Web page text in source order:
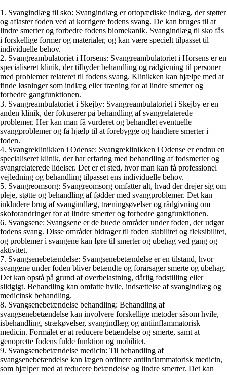
1. Svangindlæg til sko: Svangindlæg er ortopædiske indlæg, der støtter
og aflaster foden ved at korrigere fodens svang. De kan bruges til at
lindre smerter og forbedre fodens biomekanik. Svangindlæg til sko fås
i forskellige former og materialer, og kan være specielt tilpasset til
individuelle behov.
2. Svangreambulatoriet i Horsens: Svangreambulatoriet i Horsens er en
specialiseret klinik, der tilbyder behandling og rådgivning til personer
med problemer relateret til fodens svang. Klinikken kan hjælpe med at
finde løsninger som indlæg eller træning for at lindre smerter og
forbedre gangfunktionen.
3. Svangreambulatoriet i Skejby: Svangreambulatoriet i Skejby er en
anden klinik, der fokuserer på behandling af svangrelaterede
problemer. Her kan man få vurderet og behandlet eventuelle
svangproblemer og få hjælp til at forebygge og håndtere smerter i
foden.
4. Svangreklinikken i Odense: Svangreklinikken i Odense er endnu en
specialiseret klinik, der har erfaring med behandling af fodsmerter og
svangrelaterede lidelser. Det er et sted, hvor man kan få professionel
vejledning og behandling tilpasset ens individuelle behov.
5. Svangreomsorg: Svangreomsorg omfatter alt, hvad der drejer sig om
pleje, støtte og behandling af fødder med svangproblemer. Det kan
inkludere brug af svangindlæg, træningsøvelser og rådgivning om
skoforandringer for at lindre smerter og forbedre gangfunktionen.
6. Svangsene: Svangsene er de buede områder under foden, der udgør
fodens svang. Disse områder bidrager til foden stabilitet og fleksibilitet,
og problemer i svangene kan føre til smerter og ubehag ved gang og
aktivitet.
7. Svangsenebetændelse: Svangsenebetændelse er en tilstand, hvor
svangene under foden bliver betændte og forårsager smerte og ubehag.
Det kan opstå på grund af overbelastning, dårlig fodstilling eller
slidgigt. Behandling kan omfatte hvile, indsættelse af svangindlæg og
medicinsk behandling.
8. Svangsenebetændelse behandling: Behandling af
svangsenebetændelse kan involvere forskellige metoder såsom hvile,
isbehandling, strækøvelser, svangindlæg og antiinflammatorisk
medicin. Formålet er at reducere betændelse og smerte, samt at
genoprette fodens fulde funktion og mobilitet.
9. Svangsenebetændelse medicin: Til behandling af
svangsenebetændelse kan lægen ordinere antiinflammatorisk medicin,
som hjælper med at reducere betændelse og lindre smerter. Det kan